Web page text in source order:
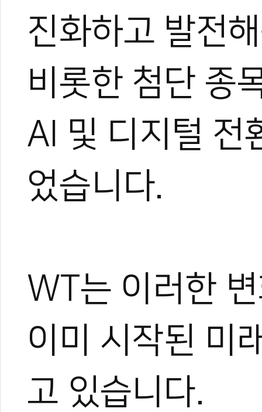
진화하고 발전
비롯한 첨단 종
AI 및 디지털 전
었습니다.
WT는 이러한
이미 시작된 미
고 있습니다.